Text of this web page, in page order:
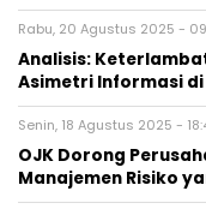
Rabu, 20 Agustus 2025 -
Analisis:
Asimetri Informasi di
Senin, 18 Agustus 2025 -
OJK Dorong
Manajemen Risiko